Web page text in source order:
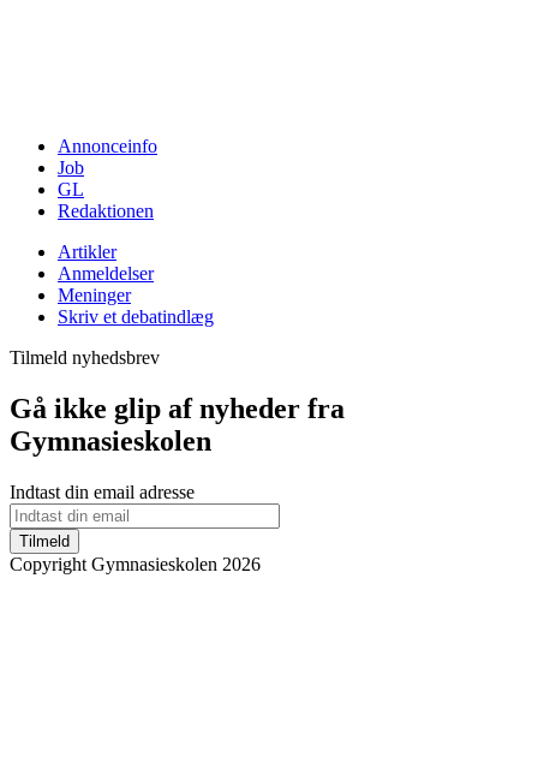
Annonceinfo
Job
GL
Redaktionen
Artikler
Anmeldelser
Meninger
Skriv et debatindlæg
Tilmeld nyhedsbrev
Gå ikke glip af nyheder fra
Gymnasieskolen
Indtast din email adresse
Tilmeld
Copyright Gymnasieskolen 2026